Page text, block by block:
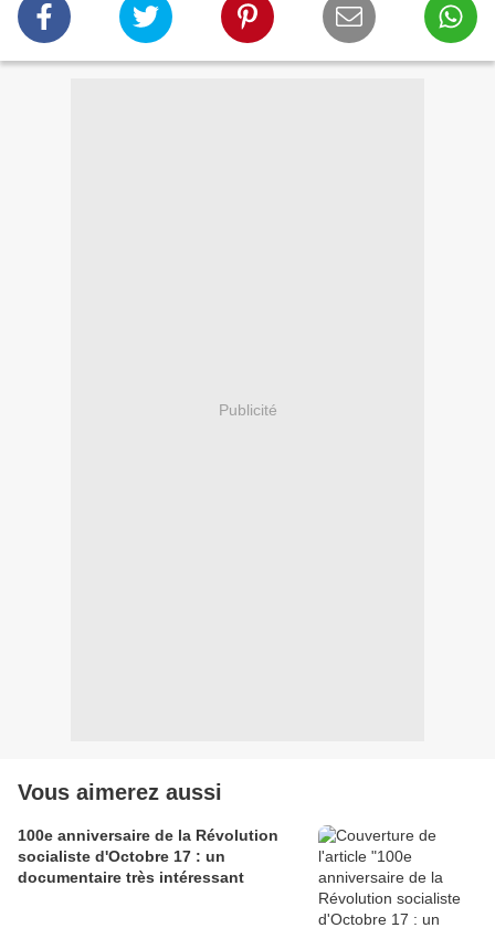
Publicité
Vous aimerez aussi
100e anniversaire de la Révolution
socialiste d'Octobre 17 : un
documentaire très intéressant